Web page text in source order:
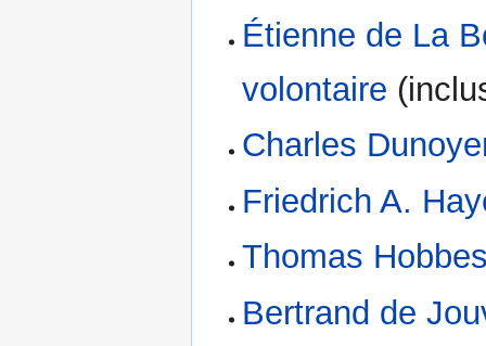
Étienne de La
volontaire
Charles
Friedrich A.
Thomas
Bertrand de